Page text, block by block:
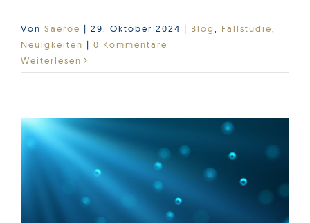
Von Saeroe | 29. Oktober 2024 | Blog, Fallstudie,
Neuigkeiten | 0 Kommentare
Weiterlesen